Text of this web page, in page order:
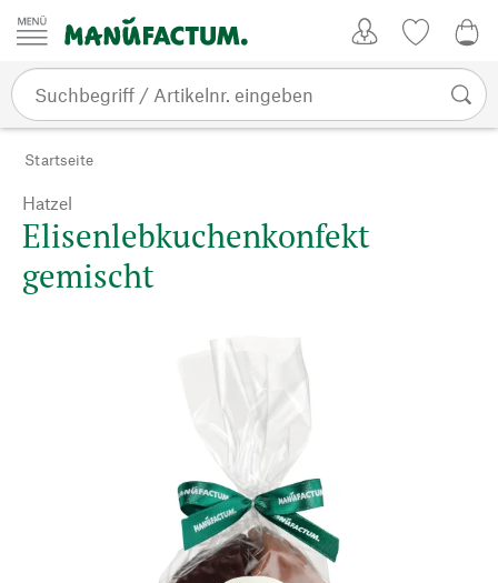
Zum Inhalt springen
Startseite
Hatzel
Elisenlebkuchenkonfekt
gemischt